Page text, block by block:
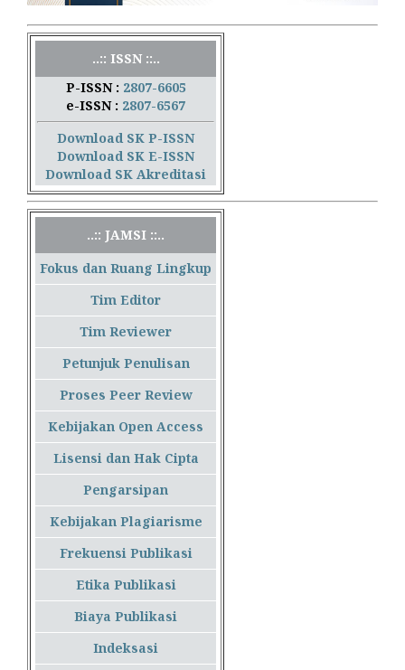
..:: ISSN ::..
P-ISSN : 2807-6605
e-ISSN : 2807-6567
Download SK P-ISSN
Download SK E-ISSN
Download SK Akreditasi
..:: JAMSI ::..
Fokus dan Ruang Lingkup
Tim Editor
Tim Reviewer
Petunjuk Penulisan
Proses Peer Review
Kebijakan Open Access
Lisensi dan Hak Cipta
Pengarsipan
Kebijakan Plagiarisme
Frekuensi Publikasi
Etika Publikasi
Biaya Publikasi
Indeksasi